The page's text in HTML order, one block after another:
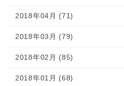
2018年04月 (71)
2018年03月 (79)
2018年02月 (85)
2018年01月 (68)